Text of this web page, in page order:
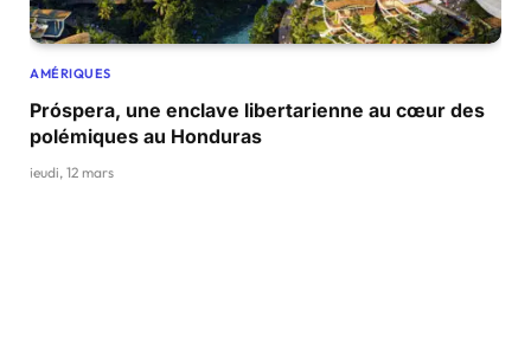
AMÉRIQUES
Próspera, une enclave libertarienne au cœur des
polémiques au Honduras
jeudi, 12 mars